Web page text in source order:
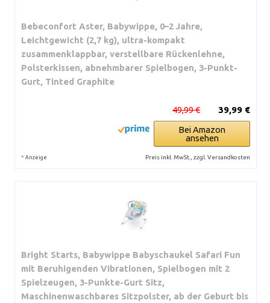
Bebeconfort Aster, Babywippe, 0–2 Jahre,
Leichtgewicht (2,7 kg), ultra-kompakt
zusammenklappbar, verstellbare Rückenlehne,
Polsterkissen, abnehmbarer Spielbogen, 3-Punkt-
Gurt, Tinted Graphite
39,99 €
49,99 €
Bei Amazon
ansehen
* Anzeige Preis inkl. MwSt., zzgl. Versandkosten
Bright Starts, Babywippe Babyschaukel Safari Fun
mit Beruhigenden Vibrationen, Spielbogen mit 2
Spielzeugen, 3-Punkte-Gurt Sitz,
Maschinenwaschbares Sitzpolster, ab der Geburt bis